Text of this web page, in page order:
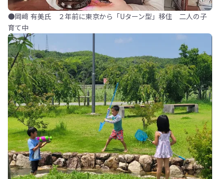
●岡﨑 有美氏 ２年前に東京から「Uターン型」移住 二人の子
育て中